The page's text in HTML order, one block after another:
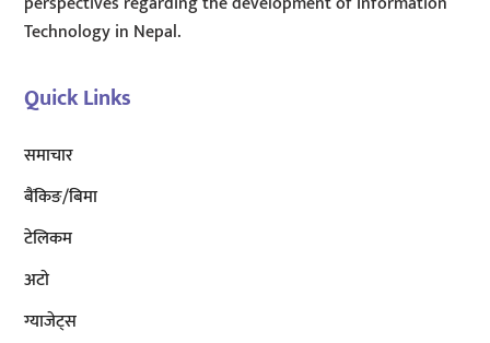
Technology in Nepal.
Quick Links
समाचार
बैंकिङ/बिमा
टेलिकम
अटाे
ग्याजेट्स